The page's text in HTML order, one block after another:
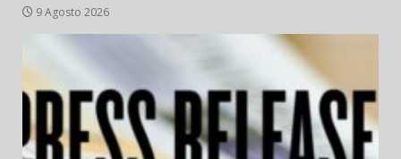
9 Agosto 2026